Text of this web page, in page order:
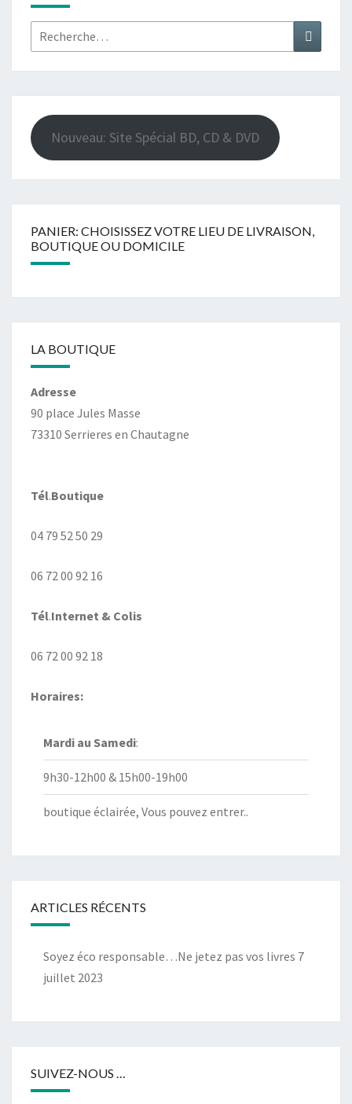
Rechercher :
Nouveau: Site Spécial BD, CD & DVD
PANIER: CHOISISSEZ VOTRE LIEU DE LIVRAISON,
BOUTIQUE OU DOMICILE
LA BOUTIQUE
Adresse
90 place Jules Masse
73310 Serrieres en Chautagne
Tél.Boutique
04 79 52 50 29
06 72 00 92 16
Tél.Internet & Colis
06 72 00 92 18
Horaires:
Mardi au Samedi:
9h30-12h00 & 15h00-19h00
boutique éclairée, Vous pouvez entrer..
ARTICLES RÉCENTS
Soyez éco responsable…Ne jetez pas vos livres 7
juillet 2023
SUIVEZ-NOUS …